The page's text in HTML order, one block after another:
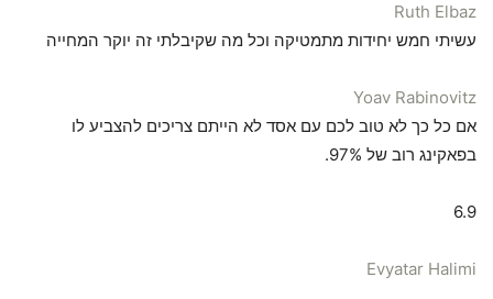
Ruth Elbaz
עשיתי חמש יחידות מתמטיקה וכל מה שקיבלתי זה יוקר המחייה
Yoav Rabinovitz
אם כל כך לא טוב לכם עם אסד לא הייתם צריכים להצביע לו
בפאקינג רוב של 97%.
6.9
Evyatar Halimi